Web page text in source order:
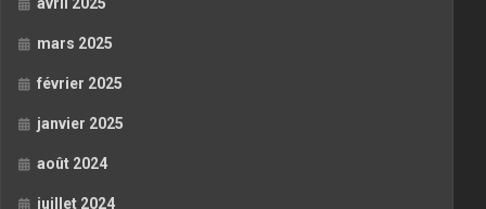
mars 2025
février 2025
janvier 2025
août 2024
juillet 2024